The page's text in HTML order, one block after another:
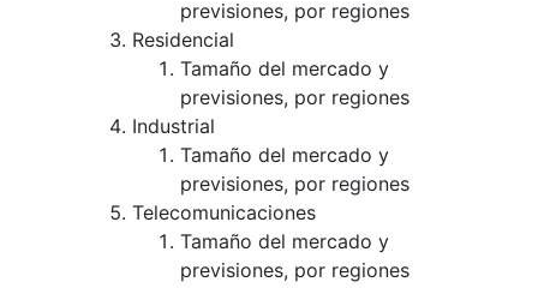
previsiones, por regiones
Residencial
Tamaño del mercado y
previsiones, por regiones
Industrial
Tamaño del mercado y
previsiones, por regiones
Telecomunicaciones
Tamaño del mercado y
previsiones, por regiones